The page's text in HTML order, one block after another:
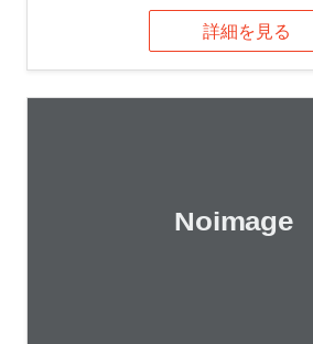
詳細を見る